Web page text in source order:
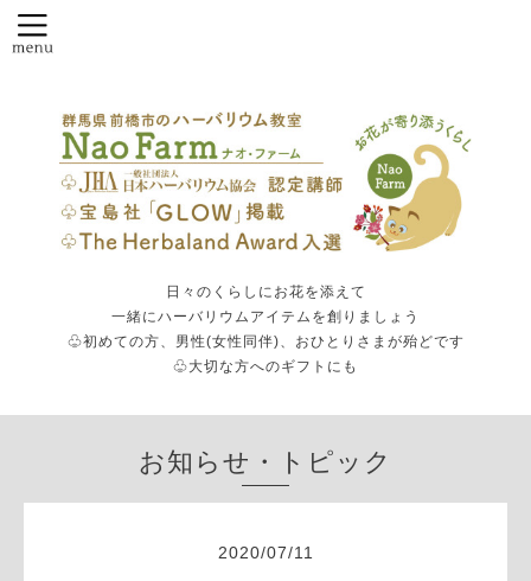
日々のくらしにお花を添えて
一緒にハーバリウムアイテムを創りましょう
♧初めての方、男性(女性同伴)、おひとりさまが殆どです
♧大切な方へのギフトにも
お知らせ・トピック
2020/07/11